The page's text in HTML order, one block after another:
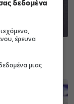
δεδομένα
έρευνα
μιας